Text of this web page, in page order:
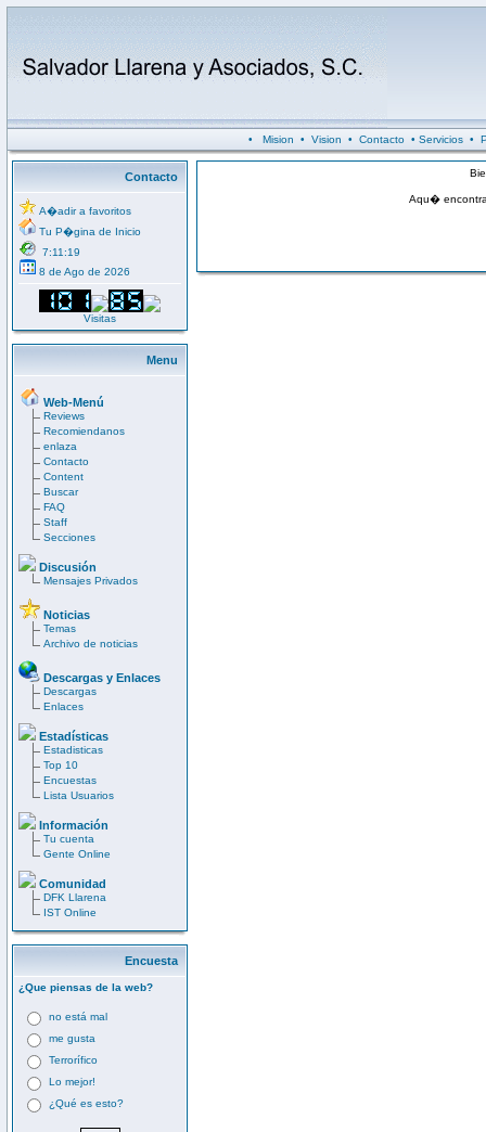
• Mision • Vision • Contacto• Servicios•
Contacto
A�adir a favoritos
Tu P�gina de Inicio
7:11:19
8 de Ago de 2026
Visitas
Menu
Web-Menú
Reviews
Recomiendanos
enlaza
Contacto
Content
Buscar
FAQ
Staff
Secciones
Discusión
Mensajes Privados
Noticias
Temas
Archivo de noticias
Descargas y Enlaces
Descargas
Enlaces
Estadísticas
Estadisticas
Top 10
Encuestas
Lista Usuarios
Información
Tu cuenta
Gente Online
Comunidad
DFK Llarena
IST Online
Encuesta
¿Que piensas de la web?
no está mal
me gusta
Terrorífico
Lo mejor!
¿Qué es esto?
Aqu�